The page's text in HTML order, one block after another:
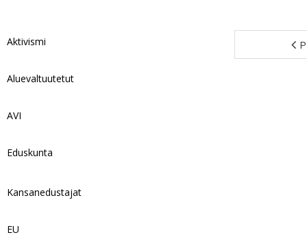
Aktivismi
Aluevaltuutetut
AVI
Eduskunta
Kansanedustajat
EU